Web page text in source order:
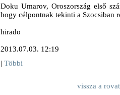
Doku Umarov, Oroszország első
hogy célpontnak tekinti a Szocsiban
hirado
2013.07.03. 12:19
| Többi
vissza a